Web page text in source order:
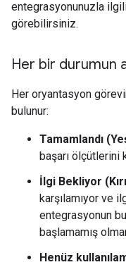
entegrasyonunuzla
görebilirsiniz.
Her bir durumun
Her oryantasyon
bulunur:
Tamamlandı
başarı ölçütlerini
İlgi Bekliyor
karşılamıyor ve
entegrasyonun
başlamamış
Henüz